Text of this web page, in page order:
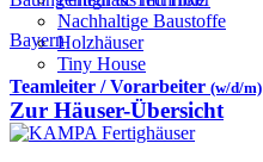
Nachhaltige Baustoffe
Holzhäuser
Tiny House
Zur Häuser-Übersicht
Bayern
Teamleiter / Vorarbeiter (w/d/m)